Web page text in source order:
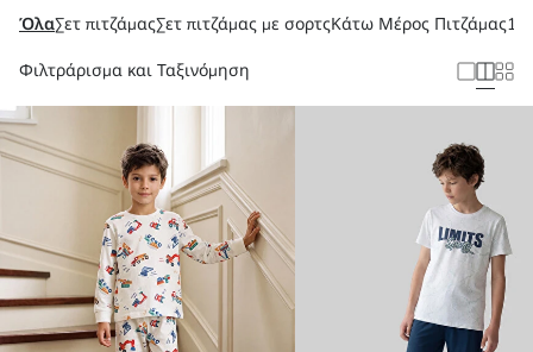
ΌλαΣετ πιτζάμαςΣετ πιτζάμας με σορτςΚάτω Μέρος Πιτζάμας
Φιλτράρισμα και Ταξινόμηση